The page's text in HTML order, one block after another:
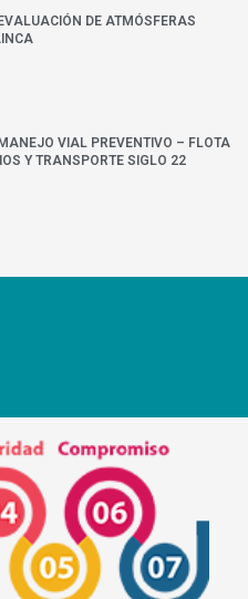
DE ATMÓSFERAS
VIAL PREVENTIVO – FLOTA
Y TRANSPORTE SIGLO 22